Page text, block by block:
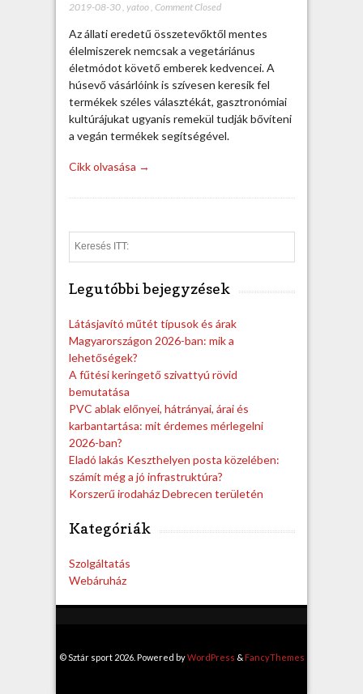
2019-08-30, yatoo, Comment Closed
Az állati eredetű összetevőktől mentes
élelmiszerek nemcsak a vegetáriánus
életmódot követő emberek kedvencei. A
húsevő vásárlóink is szívesen keresik fel
termékek széles választékát, gasztronómiai
kultúrájukat ugyanis remekül tudják bővíteni
a vegán termékek segítségével.
Cikk olvasása →
e
Legutóbbi bejegyzések
Látásjavító műtét típusok és árak
Magyarországon 2026-ban: mik a
lehetőségek?
A fűtési keringető szivattyú rövid
bemutatása
PVC ablak előnyei, hátrányai, árai és
karbantartása: mit érdemes mérlegelni
2026-ban?
Eladó lakás Keszthelyen posta közelében:
számít még a jó infrastruktúra?
Korszerű irodaház Debrecen területén
Kategóriák
Szolgáltatás
Webáruház
© Sztár sport 2026. Powered byWordPress & FancyThemes